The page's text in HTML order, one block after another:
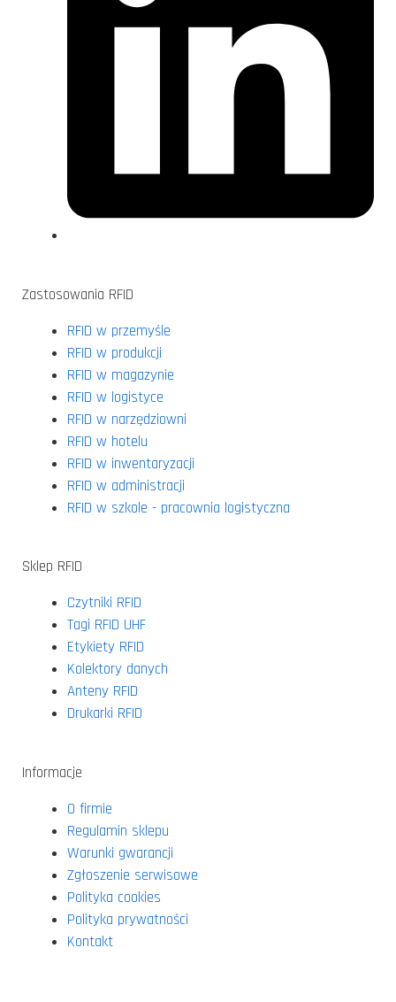
Zastosowania RFID
RFID w przemyśle
RFID w produkcji
RFID w magazynie
RFID w logistyce
RFID w narzędziowni
RFID w hotelu
RFID w inwentaryzacji
RFID w administracji
RFID w szkole - pracownia logistyczna
Sklep RFID
Czytniki RFID
Tagi RFID UHF
Etykiety RFID
Kolektory danych
Anteny RFID
Drukarki RFID
Informacje
O firmie
Regulamin sklepu
Warunki gwarancji
Zgłoszenie serwisowe
Polityka cookies
Polityka prywatności
Kontakt